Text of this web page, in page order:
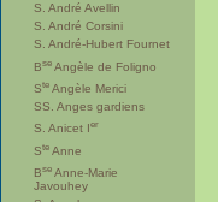
S. André Avellin
S. André Corsini
S. André-Hubert Fournet
Bse Angèle de Foligno
Ste Angèle Merici
SS. Anges gardiens
S. Anicet Ier
Ste Anne
Bse Anne-Marie
Javouhey